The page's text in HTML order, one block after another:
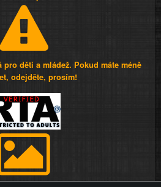
děti a mládež. Pokud máte méně
odejděte, prosím!